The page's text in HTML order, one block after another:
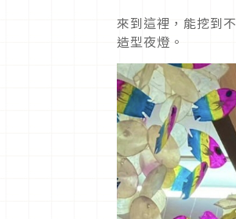
來到這裡，能挖到
造型夜燈。